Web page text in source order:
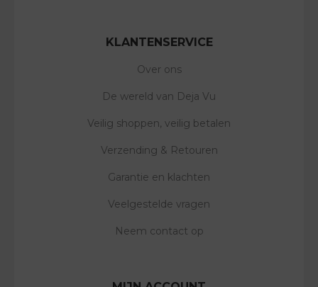
KLANTENSERVICE
Over ons
De wereld van Deja Vu
Veilig shoppen, veilig betalen
Verzending & Retouren
Garantie en klachten
Veelgestelde vragen
Neem contact op